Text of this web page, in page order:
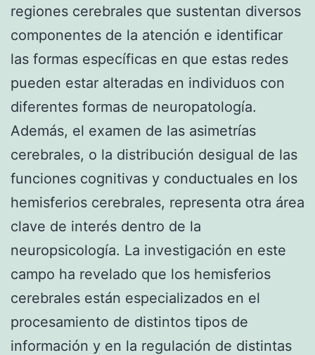
regiones cerebrales que sustentan diversos
componentes de la atención e identificar
las formas específicas en que estas redes
pueden estar alteradas en individuos con
diferentes formas de neuropatología.
Además, el examen de las asimetrías
cerebrales, o la distribución desigual de las
funciones cognitivas y conductuales en los
hemisferios cerebrales, representa otra área
clave de interés dentro de la
neuropsicología. La investigación en este
campo ha revelado que los hemisferios
cerebrales están especializados en el
procesamiento de distintos tipos de
información y en la regulación de distintas